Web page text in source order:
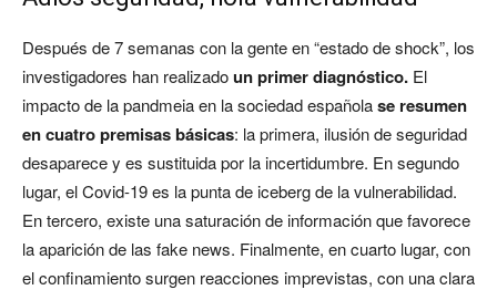
Después de 7 semanas con la gente en “estado de shock”, los
investigadores han realizadoun primer diagnóstico. El
impacto de la pandmeia en la sociedad españolase resumen
en cuatro premisas básicas: la primera, ilusión de seguridad
desaparece y es sustituida por la incertidumbre. En segundo
lugar, el Covid-19 es la punta de iceberg de la vulnerabilidad.
En tercero, existe una saturación de información que favorece
la aparición de las fake news. Finalmente, en cuarto lugar, con
el confinamiento surgen reacciones imprevistas, con una clara